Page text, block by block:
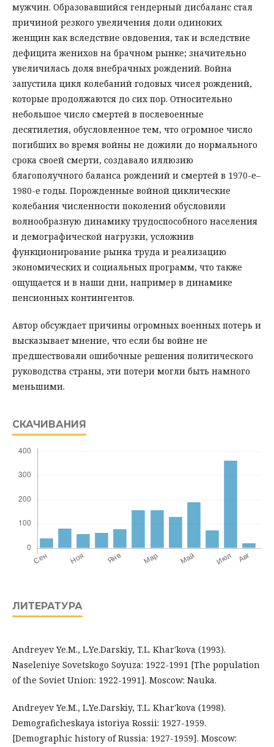
мужчин. Образовавшийся гендерный дисбаланс стал
причиной резкого увеличения доли одиноких
женщин как вследствие овдовения, так и вследствие
дефицита женихов на брачном рынке; значительно
увеличилась доля внебрачных рождений. Война
запустила цикл колебаний годовых чисел рождений,
которые продолжаются до сих пор. Относительно
небольшое число смертей в послевоенные
десятилетия, обусловленное тем, что огромное число
погибших во время войны не дожили до нормального
срока своей смерти, создавало иллюзию
благополучного баланса рождений и смертей в 1970-е–
1980-е годы. Порожденные войной циклические
колебания численности поколений обусловили
волнообразную динамику трудоспособного населения
и демографической нагрузки, усложнив
функционирование рынка труда и реализацию
экономических и социальных программ, что также
ощущается и в наши дни, например в динамике
пенсионных контингентов.
Автор обсуждает причины огромных военных потерь и
высказывает мнение, что если бы войне не
предшествовали ошибочные решения политического
руководства страны, эти потери могли быть намного
меньшими.
СКАЧИВАНИЯ
ЛИТЕРАТУРА
Andreyev Ye.M., L.Ye.Darskiy, T.L. Khar'kova (1993).
Naseleniye Sovetskogo Soyuza: 1922-1991 [The population
of the Soviet Union: 1922-1991]. Moscow: Nauka.
Andreyev Ye.M., L.Ye.Darskiy, T.L. Khar'kova (1998).
Demograficheskaya istoriya Rossii: 1927-1959.
[Demographic history of Russia: 1927-1959]. Moscow: